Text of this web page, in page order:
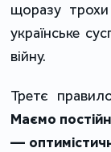
щоразу
українське
війну.
Третє
Маємо
—